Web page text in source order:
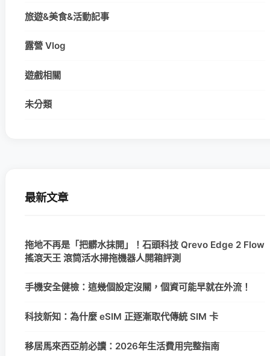
旅遊&美食&活動記事
露營 Vlog
遊戲相關
未分類
最新文章
拖地不再是「把髒水抹開」！石頭科技 Qrevo Edge 2 Flow
搖滾天王 滾筒活水掃拖機器人開箱評測
手機安全健檢：這幾個設定沒關，個資可能早就在外流！
科技新知：為什麼 eSIM 正逐漸取代傳統 SIM 卡
移居馬來西亞前必讀：2026年生活費用完整指南